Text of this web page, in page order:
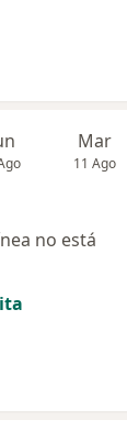
Mar
11 Ago
no está